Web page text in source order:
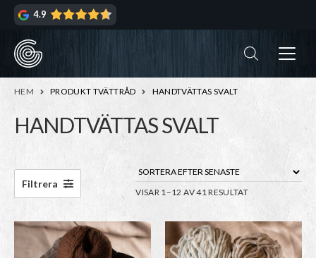
Hoppa
navigering
Hoppa
innehåll
4.9
HEM PRODUKT TVÄTTRÅD HANDTVÄTTAS SVALT
HANDTVÄTTAS SVALT
VISAR 1–12 AV 41 RESULTATSORTERA
Filtrera